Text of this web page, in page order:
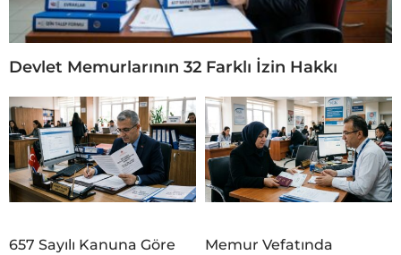
Devlet Memurlarının 32 Farklı İzin Hakkı
657 Sayılı Kanuna Göre
Memur Vefatında